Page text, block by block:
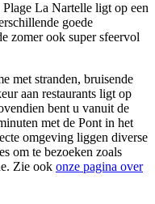
La Nartelle ligt op een
goede
zomer ook super sfeervol
met stranden, bruisende
aan restaurants ligt op
bent u vanuit de
met de Pont in het
omgeving liggen diverse
om te bezoeken zoals
Zie ook onze pagina over